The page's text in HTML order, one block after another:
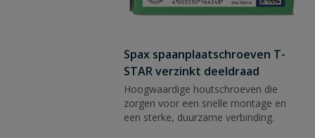
Spax spaanplaatschroeven T-
STAR verzinkt deeldraad
Hoogwaardige houtschroeven die
zorgen voor een snelle montage en
een sterke, duurzame verbinding.